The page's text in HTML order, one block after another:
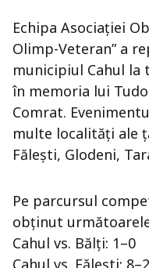
Echipa Asociației
Olimp-Veteran” a
municipiul Cahul
în memoria lui
Comrat.
multe localități ale
Fălești, Glodeni,
Pe parcursul
obținut
Cahul vs. Bălți: 1–0